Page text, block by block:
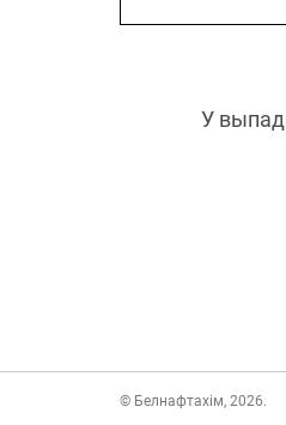
У
© Белнафтахім, 2026.